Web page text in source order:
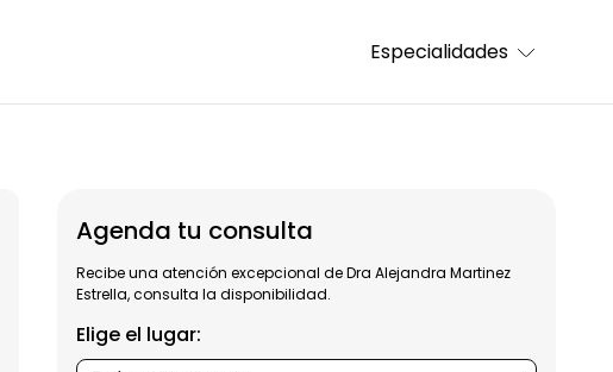
Especialidades
Agenda tu consulta
Recibe una atención excepcional de Dra Alejandra Martinez
Estrella, consulta la disponibilidad.
Elige el lugar: